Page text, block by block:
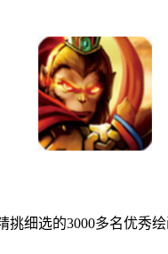
细选的3000多名优秀绘